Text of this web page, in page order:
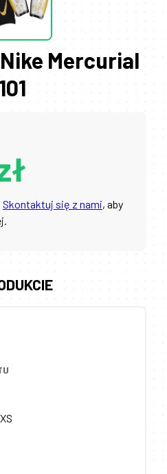
Mercurial
Skontaktuj się z nami, aby